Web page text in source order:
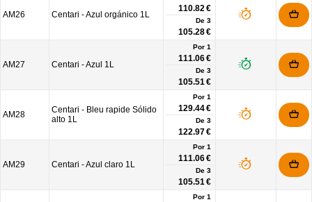
AM26 Centari - Azul orgánico 1L
110.82 €
De 3
105.28 €
AM27 Centari - Azul 1L
Por 1
111.06 €
De 3
105.51 €
AM28
Centari - Bleu rapide Sólido
alto 1L
Por 1
129.44 €
De 3
122.97 €
AM29 Centari - Azul claro 1L
Por 1
111.06 €
De 3
105.51 €
Por 1